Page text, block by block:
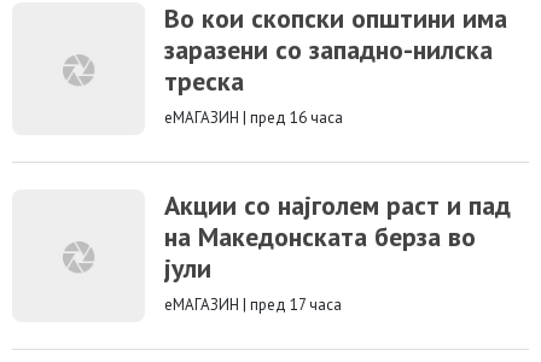
Во кои скопски општини има
заразени со западно-нилска
треска
еМАГАЗИН | пред 16 часа
Акции со најголем раст и пад
на Македонската берза во
јули
еМАГАЗИН | пред 17 часа